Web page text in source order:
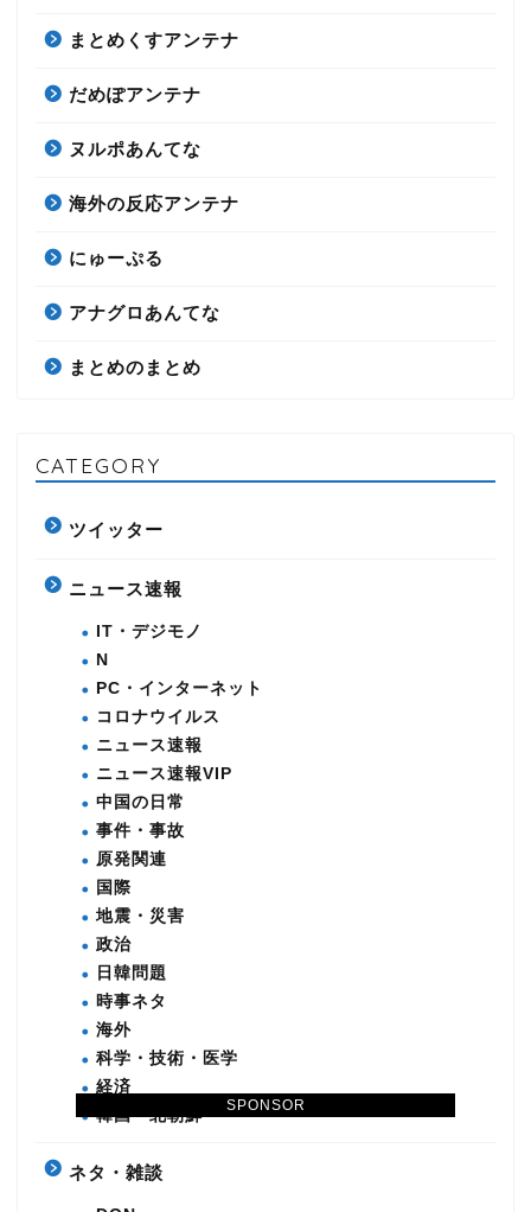
SPONSOR
まとめくすアンテナ
だめぽアンテナ
ヌルポあんてな
海外の反応アンテナ
にゅーぷる
アナグロあんてな
まとめのまとめ
CATEGORY
ツイッター
ニュース速報
IT・デジモノ
N
PC・インターネット
コロナウイルス
ニュース速報
ニュース速報VIP
中国の日常
事件・事故
原発関連
国際
地震・災害
政治
日韓問題
時事ネタ
海外
科学・技術・医学
経済
韓国・北朝鮮
ネタ・雑談